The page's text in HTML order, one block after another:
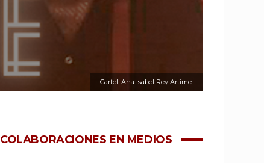
Cartel: Ana Isabel Rey Artime.
COLABORACIONES EN MEDIOS